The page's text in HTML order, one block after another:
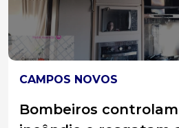
CAMPOS NOVOS
Bombeiros